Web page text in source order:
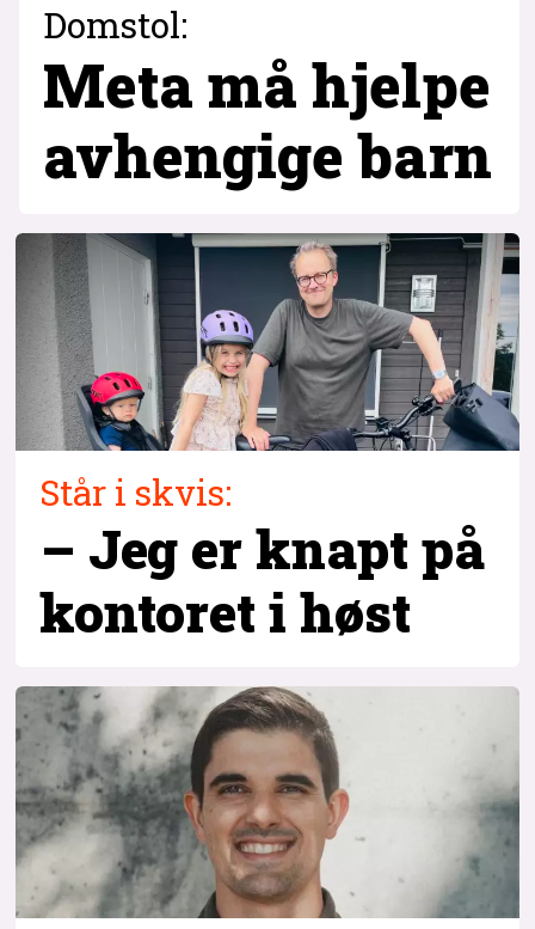
Domstol:
Meta må hjelpe
avhengige barn
Står i skvis:
– Jeg er knapt på
kontoret i høst